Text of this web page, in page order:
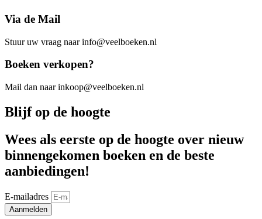
Via de Mail
Stuur uw vraag naar info@veelboeken.nl
Boeken verkopen?
Mail dan naar inkoop@veelboeken.nl
Blijf op de hoogte
Wees als eerste op de hoogte over nieuw
binnengekomen boeken en de beste
aanbiedingen!
E-mailadres
Aanmelden